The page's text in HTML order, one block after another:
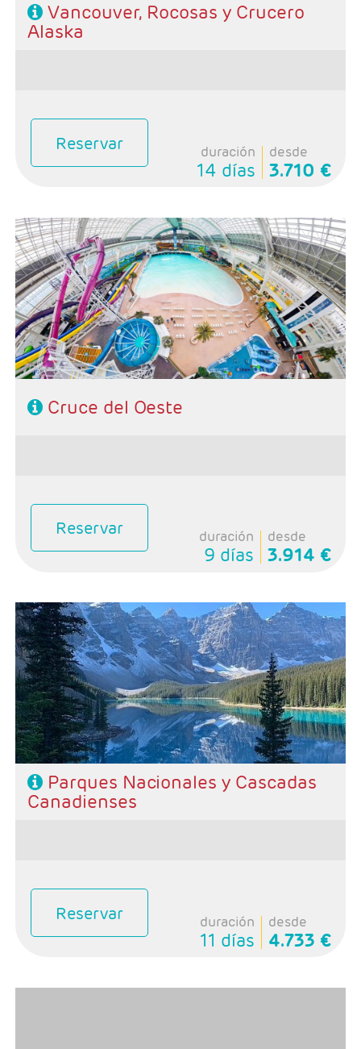
Vancouver, Rocosas y Crucero
Alaska
Reservar duración
14 días
desde
3.710 €
- Salidas: Domingos
- Ruta: 3 noches Vancouver, 1 noches Whistler, 1 noche
Revelstoke, 1 noche Banff y y 1 noche Calgary.
- Categoría hotelera: Primera
-Rñegimen: Desayunos
Cruce del Oeste
Reservar duración
9 días
desde
3.914 €
- Salidas: Domingos
- Ruta: 1 noche Calgary, 2 noches Banff, 1 noche Jasper,
1 noche Kamloops, 3 noches Vancouver y 1 noche
Wistler
- Categoría hotelera: Primera
-Rñegimen: Desayunos y 1 cena
Parques Nacionales y Cascadas
Canadienses
Reservar duración
11 días
desde
4.733 €